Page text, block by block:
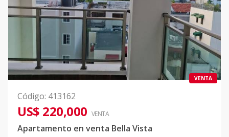
VENTA
Código: 413162
US$ 220,000 VENTA
Apartamento en venta Bella Vista